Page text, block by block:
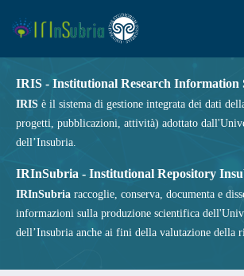
IRIS - Institutional Research Information
IRIS è il sistema di gestione integrata dei dati
progetti, pubblicazioni, attività) adottato
dell’Insubria.
IRInSubria - Institutional Repository
IRInSubria raccoglie, conserva, documenta e
informazioni sulla produzione scientifica
dell’Insubria anche ai fini della valutazione della